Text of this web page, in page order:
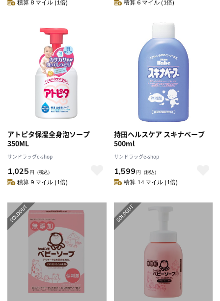
積算 8 マイル (1倍) 積算 6 マイル (1倍)
アトピタ保湿全身泡ソープ
350ML
サンドラッグe-shop
1,025 円 （税込）
積算 9 マイル (1倍)
持田ヘルスケア スキナベーブ
500ml
サンドラッグe-shop
1,599 円 （税込）
積算 14 マイル (1倍)